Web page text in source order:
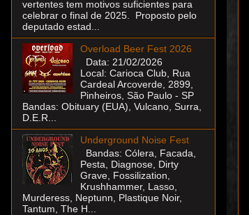
vertentes tem motivos suficientes para
celebrar o final de 2025. Proposto pelo
deputado estad...
Overload Beer Fest 2026
Data: 21/02/2026
Local: Carioca Club, Rua
Cardeal Arcoverde, 2899,
Pinheiros, São Paulo - SP
Bandas: Obituary (EUA), Vulcano, Surra,
D.E.R...
Underground Noise Fest
Bandas: Cólera, Facada,
Pesta, Diagnose, Dirty
Grave, Fossilization,
Krushhammer, Lasso,
Murderess, Neptunn, Plastique Noir,
Tantum, The H...